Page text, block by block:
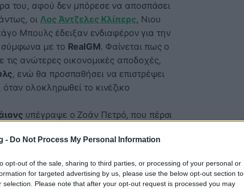
- Do Not Process My Personal Information
opt-out of the sale, sharing to third parties, or processing of your personal or
for targeted advertising by us, please use the below opt-out section to
selection. Please note that after your opt-out request is processed you may
του, αφού δεν μπόρεσε να αποσπάσει
οι Λος Άντζελες Κλίπερς, Νιου
Μπουλς έδειξαν ενδιαφέρον για την
σύμφωνα με το RealGM. Φαίνεται πως ο
τις ανώτερες οικονομικές αποδοχές,
, ενώ θα προσπαθήσει να επιστρέψει
, όταν ολοκληρωθεί το κινέζικο
υπέγραψε ο Ζοάν Πετρό, που πέρσι
Χοκς. Προς την Κίνα οδεύει και ο
από την αποστολή του Καναδά για το
Προσφορές από ομάδες της
Τζέι Ουάιτ ,που μέχρι πρότινος ήταν
και ανταλλάχθηκε στους Μπρούκλιν